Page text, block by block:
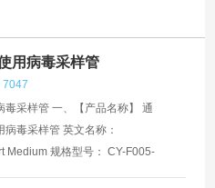
用病毒采样管
7047
毒采样管 一、【产品名称】 通
毒采样管 英文名称：
Medium 规格型号： CY-F005-